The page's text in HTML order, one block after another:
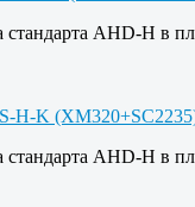
стандарта AHD-H в
стандарта AHD-H в